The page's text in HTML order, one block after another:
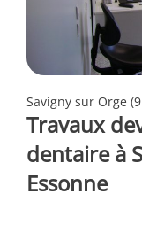
Savigny sur Orge
Travaux
dentaire à
Essonne